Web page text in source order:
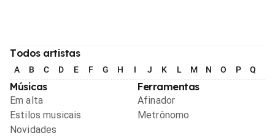
Todos artistas
A B C D E F G H I J K L M N O P Q
Músicas
Em alta
Estilos musicais
Novidades
Ferramentas
Afinador
Metrônomo